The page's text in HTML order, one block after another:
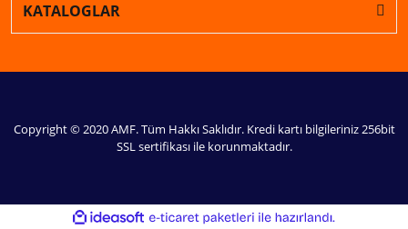
KATALOGLAR
Copyright © 2020 AMF. Tüm Hakkı Saklıdır. Kredi kartı bilgileriniz 256bit
SSL sertifikası ile korunmaktadır.
ideasoft
e-